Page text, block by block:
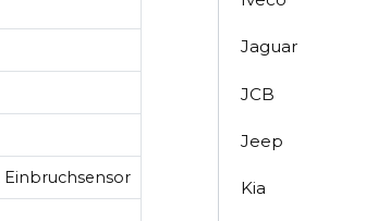
Einbruchsensor
Jaguar
JCB
Jeep
Kia